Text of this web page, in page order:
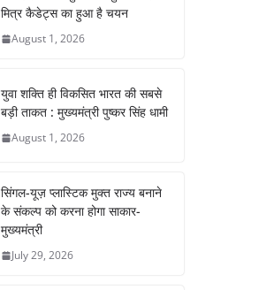
मित्र कैडेट्स का हुआ है चयन
August 1, 2026
युवा शक्ति ही विकसित भारत की सबसे
बड़ी ताकत : मुख्यमंत्री पुष्कर सिंह धामी
August 1, 2026
सिंगल-यूज़ प्लास्टिक मुक्त राज्य बनाने
के संकल्प को करना होगा साकार-
मुख्यमंत्री
July 29, 2026